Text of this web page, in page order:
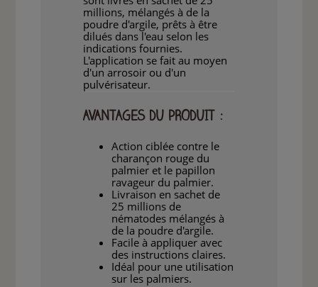
millions, mélangés à de la
poudre d'argile, prêts à être
dilués dans l'eau selon les
indications fournies.
L'application se fait au moyen
d'un arrosoir ou d'un
pulvérisateur.
AVANTAGES DU PRODUIT :
Action ciblée contre le
charançon rouge du
palmier et le papillon
ravageur du palmier.
Livraison en sachet de
25 millions de
nématodes mélangés à
de la poudre d'argile.
Facile à appliquer avec
des instructions claires.
Idéal pour une utilisation
sur les palmiers.